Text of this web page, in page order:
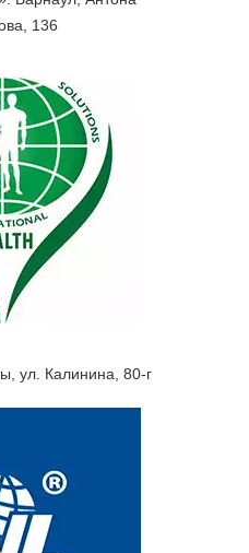
136
ул. Калинина, 80-г